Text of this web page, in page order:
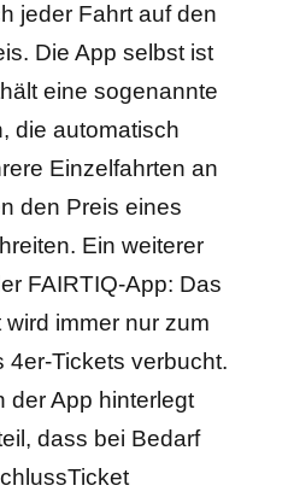
jeder Fahrt auf den
Die App selbst ist
eine sogenannte
die automatisch
Einzelfahrten an
den Preis eines
Ein weiterer
FAIRTIQ-App: Das
immer nur zum
4er-Tickets verbucht.
der App hinterlegt
dass bei Bedarf